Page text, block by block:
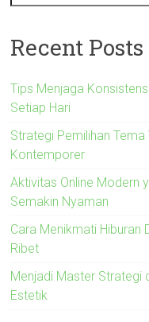
Recent Posts
Tips Menjaga
Setiap Hari
Strategi Pemilihan Tema
Kontemporer
Aktivitas Online Modern
Semakin Nyaman
Cara Menikmati Hiburan
Ribet
Menjadi Master Strategi
Estetik